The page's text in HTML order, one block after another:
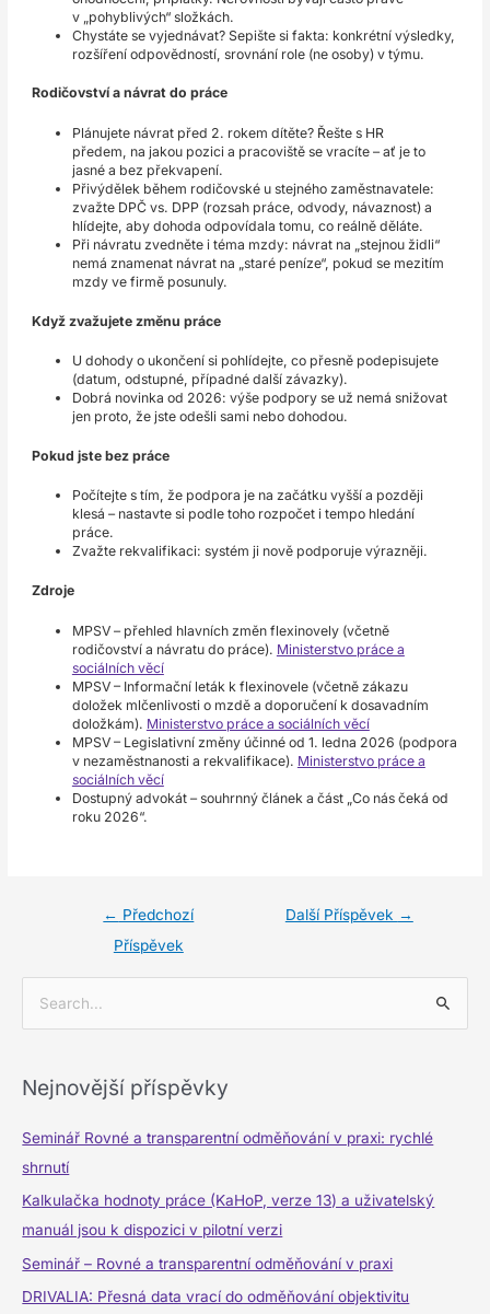
v „pohyblivých“ složkách.
Chystáte se vyjednávat? Sepište si fakta: konkrétní výsledky,
rozšíření odpovědností, srovnání role (ne osoby) v týmu.
Rodičovství a návrat do práce
Plánujete návrat před 2. rokem dítěte? Řešte s HR
předem, na jakou pozici a pracoviště se vracíte – ať je to
jasné a bez překvapení.
Přivýdělek během rodičovské u stejného zaměstnavatele:
zvažte DPČ vs. DPP (rozsah práce, odvody, návaznost) a
hlídejte, aby dohoda odpovídala tomu, co reálně děláte.
Při návratu zvedněte i téma mzdy: návrat na „stejnou židli“
nemá znamenat návrat na „staré peníze“, pokud se mezitím
mzdy ve firmě posunuly.
Když zvažujete změnu práce
U dohody o ukončení si pohlídejte, co přesně podepisujete
(datum, odstupné, případné další závazky).
Dobrá novinka od 2026: výše podpory se už nemá snižovat
jen proto, že jste odešli sami nebo dohodou.
Pokud jste bez práce
Počítejte s tím, že podpora je na začátku vyšší a později
klesá – nastavte si podle toho rozpočet i tempo hledání
práce.
Zvažte rekvalifikaci: systém ji nově podporuje výrazněji.
Zdroje
MPSV – přehled hlavních změn flexinovely (včetně
rodičovství a návratu do práce). Ministerstvo práce a
sociálních věcí
MPSV – Informační leták k flexinovele (včetně zákazu
doložek mlčenlivosti o mzdě a doporučení k dosavadním
doložkám). Ministerstvo práce a sociálních věcí
MPSV – Legislativní změny účinné od 1. ledna 2026 (podpora
v nezaměstnanosti a rekvalifikace). Ministerstvo práce a
sociálních věcí
Dostupný advokát – souhrnný článek a část „Co nás čeká od
roku 2026“.
← Předchozí
Příspěvek
Další Příspěvek →
l
r
o
Nejnovější příspěvky
Seminář Rovné a transparentní odměňování v praxi: rychlé
shrnutí
Kalkulačka hodnoty práce (KaHoP, verze 13) a uživatelský
manuál jsou k dispozici v pilotní verzi
Seminář – Rovné a transparentní odměňování v praxi
DRIVALIA: Přesná data vrací do odměňování objektivitu